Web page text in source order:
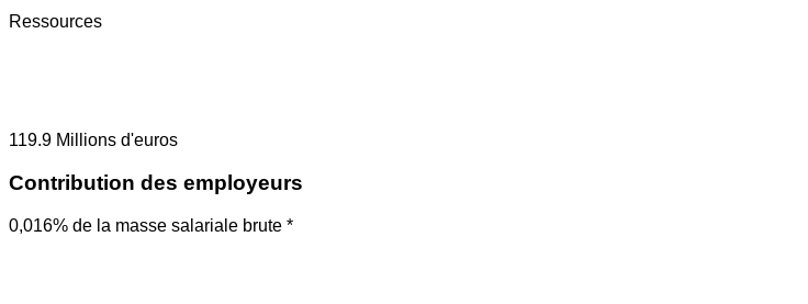
Ressources
119.9 Millions d'euros
Contribution des employeurs
0,016% de la masse salariale brute *